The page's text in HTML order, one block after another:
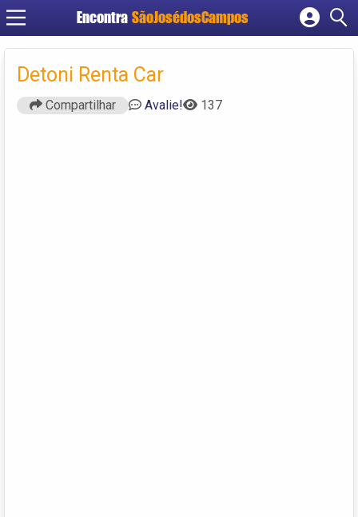
Encontra SãoJosédosCampos
Cadastrar empresa
Detoni Renta Car
Compartilhar Avalie! 137